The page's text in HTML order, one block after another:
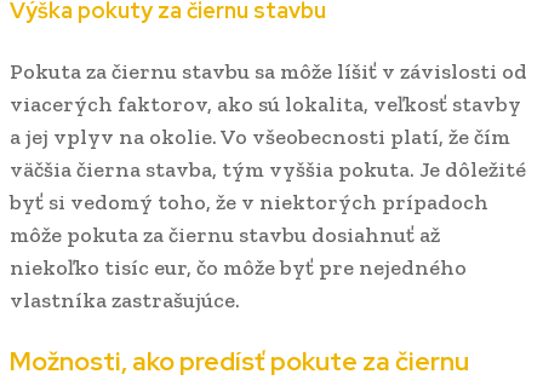
Výška pokuty za čiernu stavbu
Pokuta za čiernu stavbu sa môže líšiť v závislosti od
viacerých faktorov, ako sú lokalita, veľkosť stavby
a jej vplyv na okolie. Vo všeobecnosti platí, že čím
väčšia čierna stavba, tým vyššia pokuta. Je dôležité
byť si vedomý toho, že v niektorých prípadoch
môže pokuta za čiernu stavbu dosiahnuť až
niekoľko tisíc eur, čo môže byť pre nejedného
vlastníka zastrašujúce.
Možnosti, ako predísť pokute za čiernu